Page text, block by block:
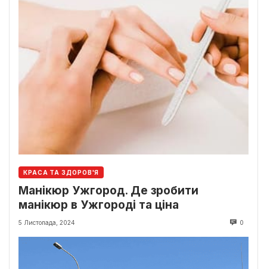
КРАСА ТА ЗДОРОВ'Я
Манікюр Ужгород. Де зробити
манікюр в Ужгороді та ціна
5 Листопада, 2024 0